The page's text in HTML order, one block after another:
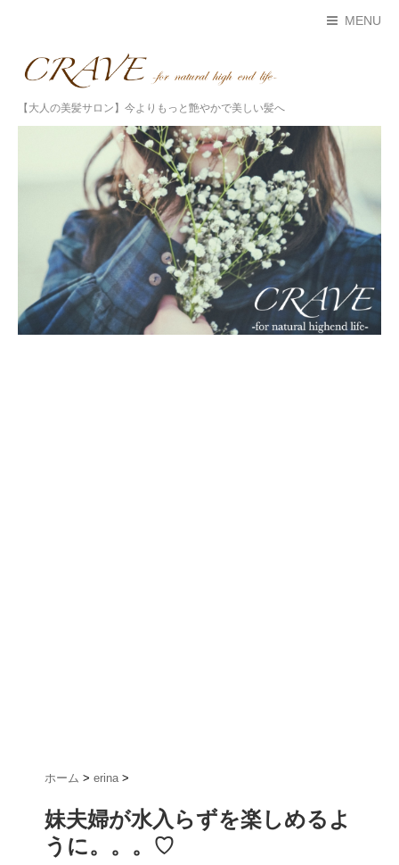
MENU
【大人の美髪サロン】今よりもっと艶やかで美しい髪へ
ホーム > erina >
妹夫婦が水入らずを楽しめるよ
うに。。。♡